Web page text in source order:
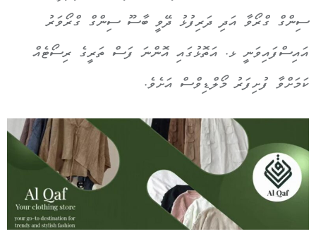
ސިންގް ގްރޯވާ އަދި ދަރިފުޅު ދޭވީ ބާސޫ ސިންގް ގްރޯވަރު
އައިސްފައިވަނީ ޅ. އަތޮޅުގައި އޮންނަ ފަސް ތަރީގެ ރިސޯޓެއް
ކަމަށްވާ ފުށިފަރު މޯލްޑިވްސް އަށެވެ.